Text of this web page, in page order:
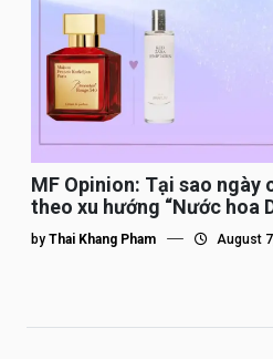
MF Opinion: Tại sao ngày
theo xu hướng “Nước hoa
by Thai Khang Pham August